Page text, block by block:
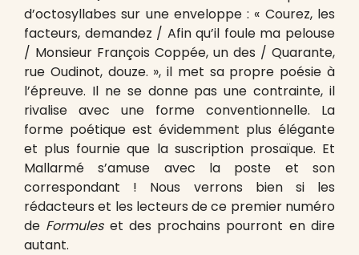
d’octosyllabes sur une enveloppe : « Courez, les
facteurs, demandez / Afin qu’il foule ma pelouse
/ Monsieur François Coppée, un des / Quarante,
rue Oudinot, douze. », il met sa propre poésie à
l’épreuve. Il ne se donne pas une contrainte, il
rivalise avec une forme conventionnelle. La
forme poétique est évidemment plus élégante
et plus fournie que la suscription prosaïque. Et
Mallarmé s’amuse avec la poste et son
correspondant ! Nous verrons bien si les
rédacteurs et les lecteurs de ce premier numéro
de Formuleset des prochains pourront en dire
autant.